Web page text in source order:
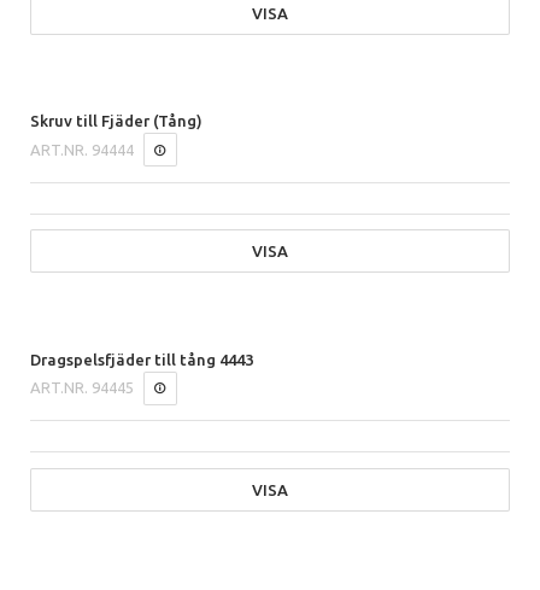
VISA
Skruv till Fjäder (Tång)
ART.NR. 94444
VISA
Dragspelsfjäder till tång 4443
ART.NR. 94445
VISA